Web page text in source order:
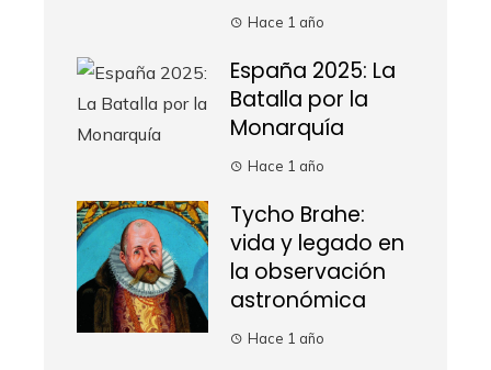
Hace 1 año
España 2025: La
Batalla por la
Monarquía
Hace 1 año
Tycho Brahe:
vida y legado en
la observación
astronómica
Hace 1 año